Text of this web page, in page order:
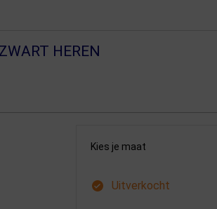
HEREN
Kies je maat
Uitverkocht